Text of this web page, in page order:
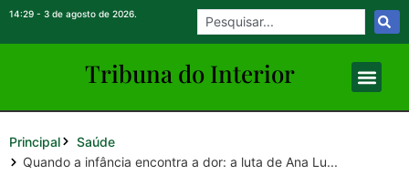
14:29 - 3 de agosto de 2026.
Tribuna do Interior
Principal
Saúde
Quando a infância encontra a dor: a luta de Ana Lu...